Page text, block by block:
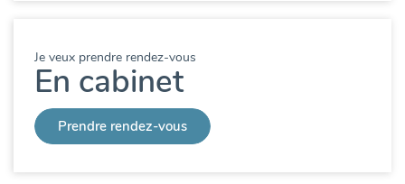
Je veux prendre rendez-vous
En cabinet
Prendre rendez-vous